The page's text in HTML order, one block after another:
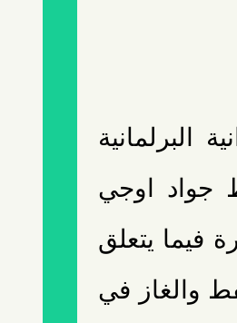
البرلمانية
جواد اوجي
فيما يتعلق
والغاز في